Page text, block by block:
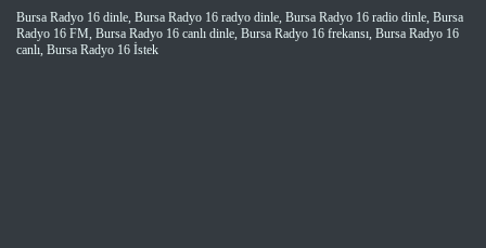
Bursa Radyo 16 dinle, Bursa Radyo 16 radyo dinle, Bursa Radyo 16 radio dinle, Bursa
Radyo 16 FM, Bursa Radyo 16 canlı dinle, Bursa Radyo 16 frekansı, Bursa Radyo 16
canlı, Bursa Radyo 16 İstek